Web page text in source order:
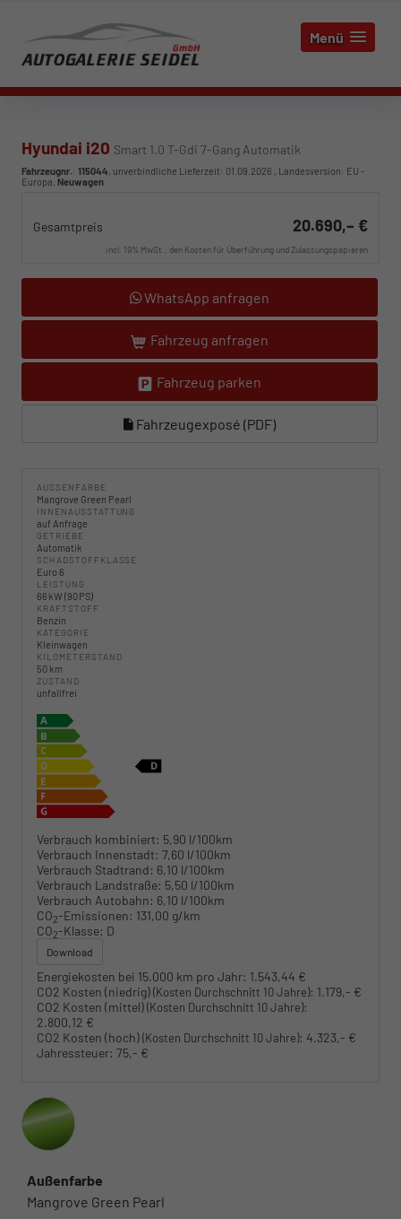
Menü
Hyundai i20 Smart 1.0 T-Gdi 7-Gang Automatik
Fahrzeugnr.: 115044, unverbindliche Lieferzeit: 01.09.2026 , Landesversion: EU -
Europa, Neuwagen
Gesamtpreis 20.690,– €
incl. 19% MwSt., den Kosten für Überführung und Zulassungspapieren
WhatsApp anfragen
Fahrzeug anfragen
Fahrzeug parken
Fahrzeugexposé (PDF)
AUSSENFARBE
Mangrove Green Pearl
INNENAUSSTATTUNG
auf Anfrage
GETRIEBE
Automatik
SCHADSTOFFKLASSE
Euro 6
LEISTUNG
66 kW (90 PS)
KRAFTSTOFF
Benzin
KATEGORIE
Kleinwagen
KILOMETERSTAND
50 km
ZUSTAND
unfallfrei
Verbrauch kombiniert: 5,90 l/100km
Verbrauch Innenstadt: 7,60 l/100km
Verbrauch Stadtrand: 6,10 l/100km
Verbrauch Landstraße: 5,50 l/100km
Verbrauch Autobahn: 6,10 l/100km
CO2-Emissionen: 131,00 g/km
CO2-Klasse: D
Download
Energiekosten bei 15.000 km pro Jahr: 1.543,44 €
CO2 Kosten (niedrig)(Kosten Durchschnitt 10 Jahre): 1.179,- €
CO2 Kosten (mittel)(Kosten Durchschnitt 10 Jahre):
2.800,12 €
CO2 Kosten (hoch)(Kosten Durchschnitt 10 Jahre): 4.323,- €
Jahressteuer: 75,- €
Außenfarbe
Mangrove Green Pearl